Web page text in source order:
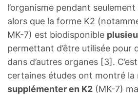
l’organisme pendant seulement
alors que la forme K2
MK-7) est biodisponible
permettant d’être utilisée pour
dans d’autres organes [3].
certaines études ont montré la
supplémenter en K2 (MK-7)